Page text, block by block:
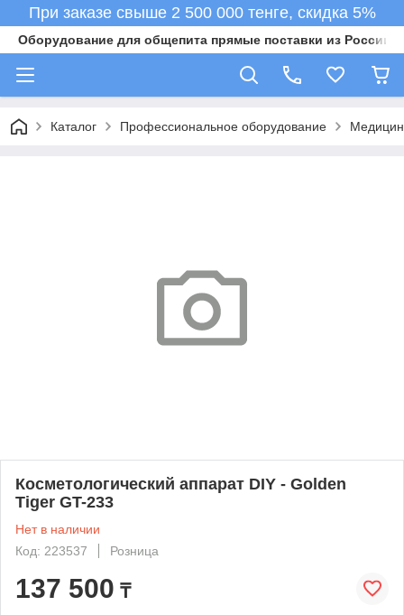
При заказе свыше 2 500 000 тенге, скидка 5%
Оборудование для общепита прямые поставки из России в
Каталог Профессиональное оборудование
Косметологический аппарат DIY - Golden
Tiger GT-233
Нет в наличии
Код: 223537
Розница
137 500 ₸